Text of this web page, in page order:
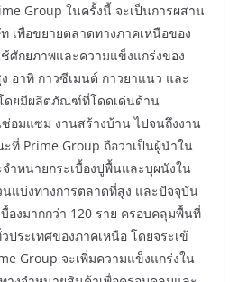
Group ในครั้งนี้ จะเป็นการผสาน
เพื่อขยายตลาดทางภาคเหนือของ
ศักยภาพและความแข็งแกร่งของ
อาทิ กาวซีเมนต์ กาวยาแนว และ
ดยมีผลิตภัณฑ์ที่โดดเด่นด้าน
อมแซม งานสร้างบ้าน ไปจนถึงงาน
ที่ Prime Group ถือว่าเป็นผู้นำใน
ำหน่ายกระเบื้องปูพื้นและบุผนังใน
นแบ่งทางการตลาดที่สูง และปัจจุบัน
องมากกว่า 120 ราย ครอบคลุมพื้นที่
ประเทศของภาคเหนือ โดยจระเข้
Group จะเพิ่มความแข็งแกร่งใน